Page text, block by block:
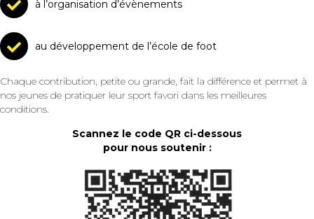
à l’organisation d’évènements
au développement de l’école de foot
Chaque contribution, petite ou grande, fait la différence et permet à
nos jeunes de pratiquer leur sport favori dans les meilleures
conditions.
Scannez le code QR ci-dessous
pour nous soutenir :